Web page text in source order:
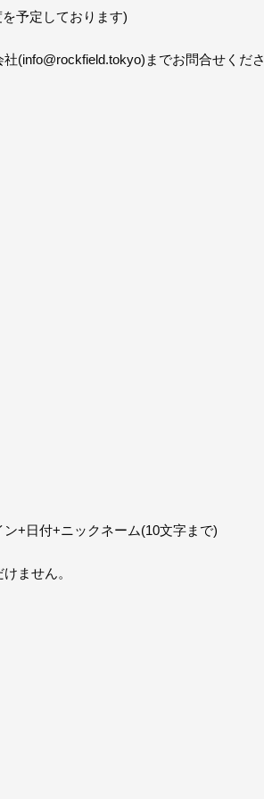
予定しております)
(info@rockfield.tokyo)までお問合せくだ
+日付+ニックネーム(10文字まで)
ません。